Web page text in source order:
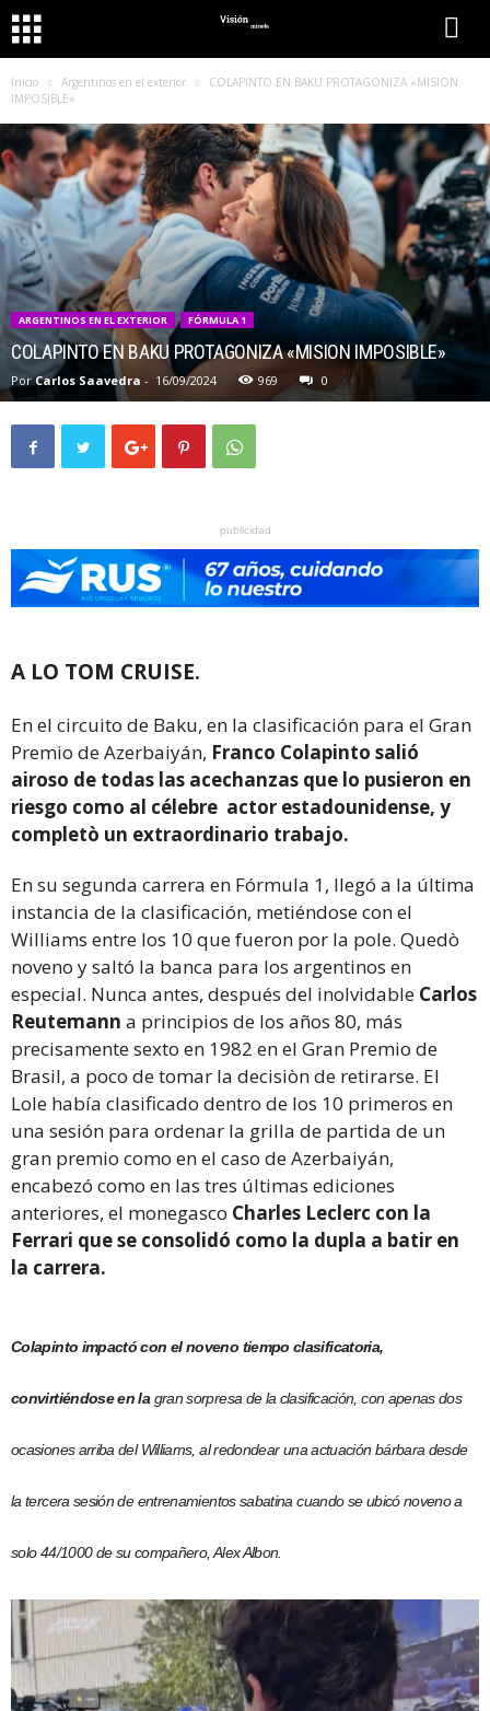
Inicio Argentinos en el exterior
COLAPINTO EN BAKU PROTAGONIZA «MISION
IMPOSIBLE»
ARGENTINOS EN EL EXTERIOR FÓRMULA 1
COLAPINTO EN BAKU PROTAGONIZA «MISION IMPOSIBLE»
Por Carlos Saavedra - 16/09/2024 969 0
publicidad
A LO TOM CRUISE.
En el circuito de Baku, en la clasificación para el Gran
Premio de Azerbaiyán, Franco Colapinto salió
airoso de todas las acechanzas que lo pusieron en
riesgo como al célebre actor estadounidense, y
completò un extraordinario trabajo.
En su segunda carrera en Fórmula 1, llegó a la última
instancia de la clasificación, metiéndose con el
Williams entre los 10 que fueron por la pole. Quedò
noveno y saltó la banca para los argentinos en
especial. Nunca antes, después del inolvidable Carlos
Reutemann a principios de los años 80, más
precisamente sexto en 1982 en el Gran Premio de
Brasil, a poco de tomar la decisiòn de retirarse. El
Lole había clasificado dentro de los 10 primeros en
una sesión para ordenar la grilla de partida de un
gran premio como en el caso de Azerbaiyán,
encabezó como en las tres últimas ediciones
anteriores, el monegasco Charles Leclerc con la
Ferrari que se consolidó como la dupla a batir en
la carrera.
Colapinto impactó con el noveno tiempo clasificatoria,
convirtiéndose en lagran sorpresa de la clasificación, con apenas dos
ocasiones arriba del Williams, al redondear una actuación bárbara desde
latercera sesión de entrenamientos sabatina cuando se ubicó noveno a
solo 44/1000 de su compañero, Alex Albon.